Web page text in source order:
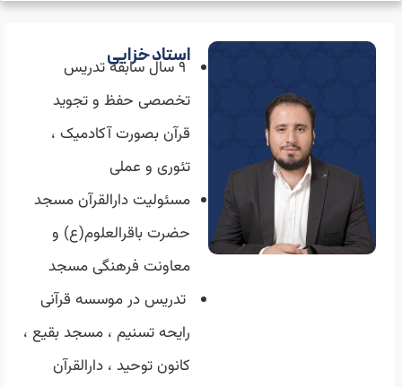
استاد خزایی
۹ سال سابقه تدریس
تخصصی حفظ و تجوید
قرآن بصورت آکادمیک ،
تئوری و عملی
مسئولیت دارالقرآن مسجد
حضرت باقرالعلوم(ع) و
معاونت فرهنگی مسجد
تدریس در موسسه قرآنی
رایحه تسنیم ، مسجد بقیع ،
کانون توحید ، دارالقرآن